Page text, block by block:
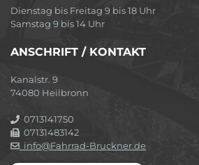
Dienstag bis Freitag 9 bis 18 Uhr
Samstag 9 bis 14 Uhr
ANSCHRIFT / KONTAKT
Kanalstr. 9
74080 Heilbronn
0713141750
07131483142
info@Fahrrad-Bruckner.de